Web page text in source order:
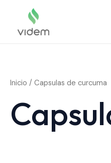
contenido
Inicio / Capsulas de curcuma